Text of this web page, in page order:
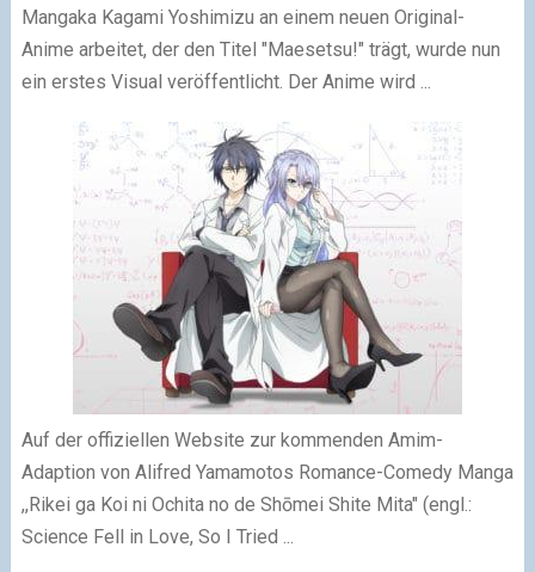
Mangaka Kagami Yoshimizu an einem neuen Original-
Anime arbeitet, der den Titel "Maesetsu!" trägt, wurde nun
ein erstes Visual veröffentlicht. Der Anime wird ...
Auf der offiziellen Website zur kommenden Amim-
Adaption von Alifred Yamamotos Romance-Comedy Manga
,,Rikei ga Koi ni Ochita no de Shōmei Shite Mita" (engl.:
Science Fell in Love, So I Tried ...